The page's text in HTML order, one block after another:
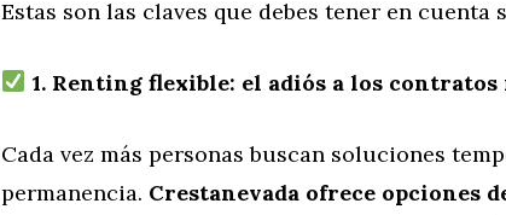
Estas son las claves que debes tener en
1. Renting flexible: el adiós a los
Cada vez más personas buscan soluciones
permanencia. Crestanevada ofrece opciones